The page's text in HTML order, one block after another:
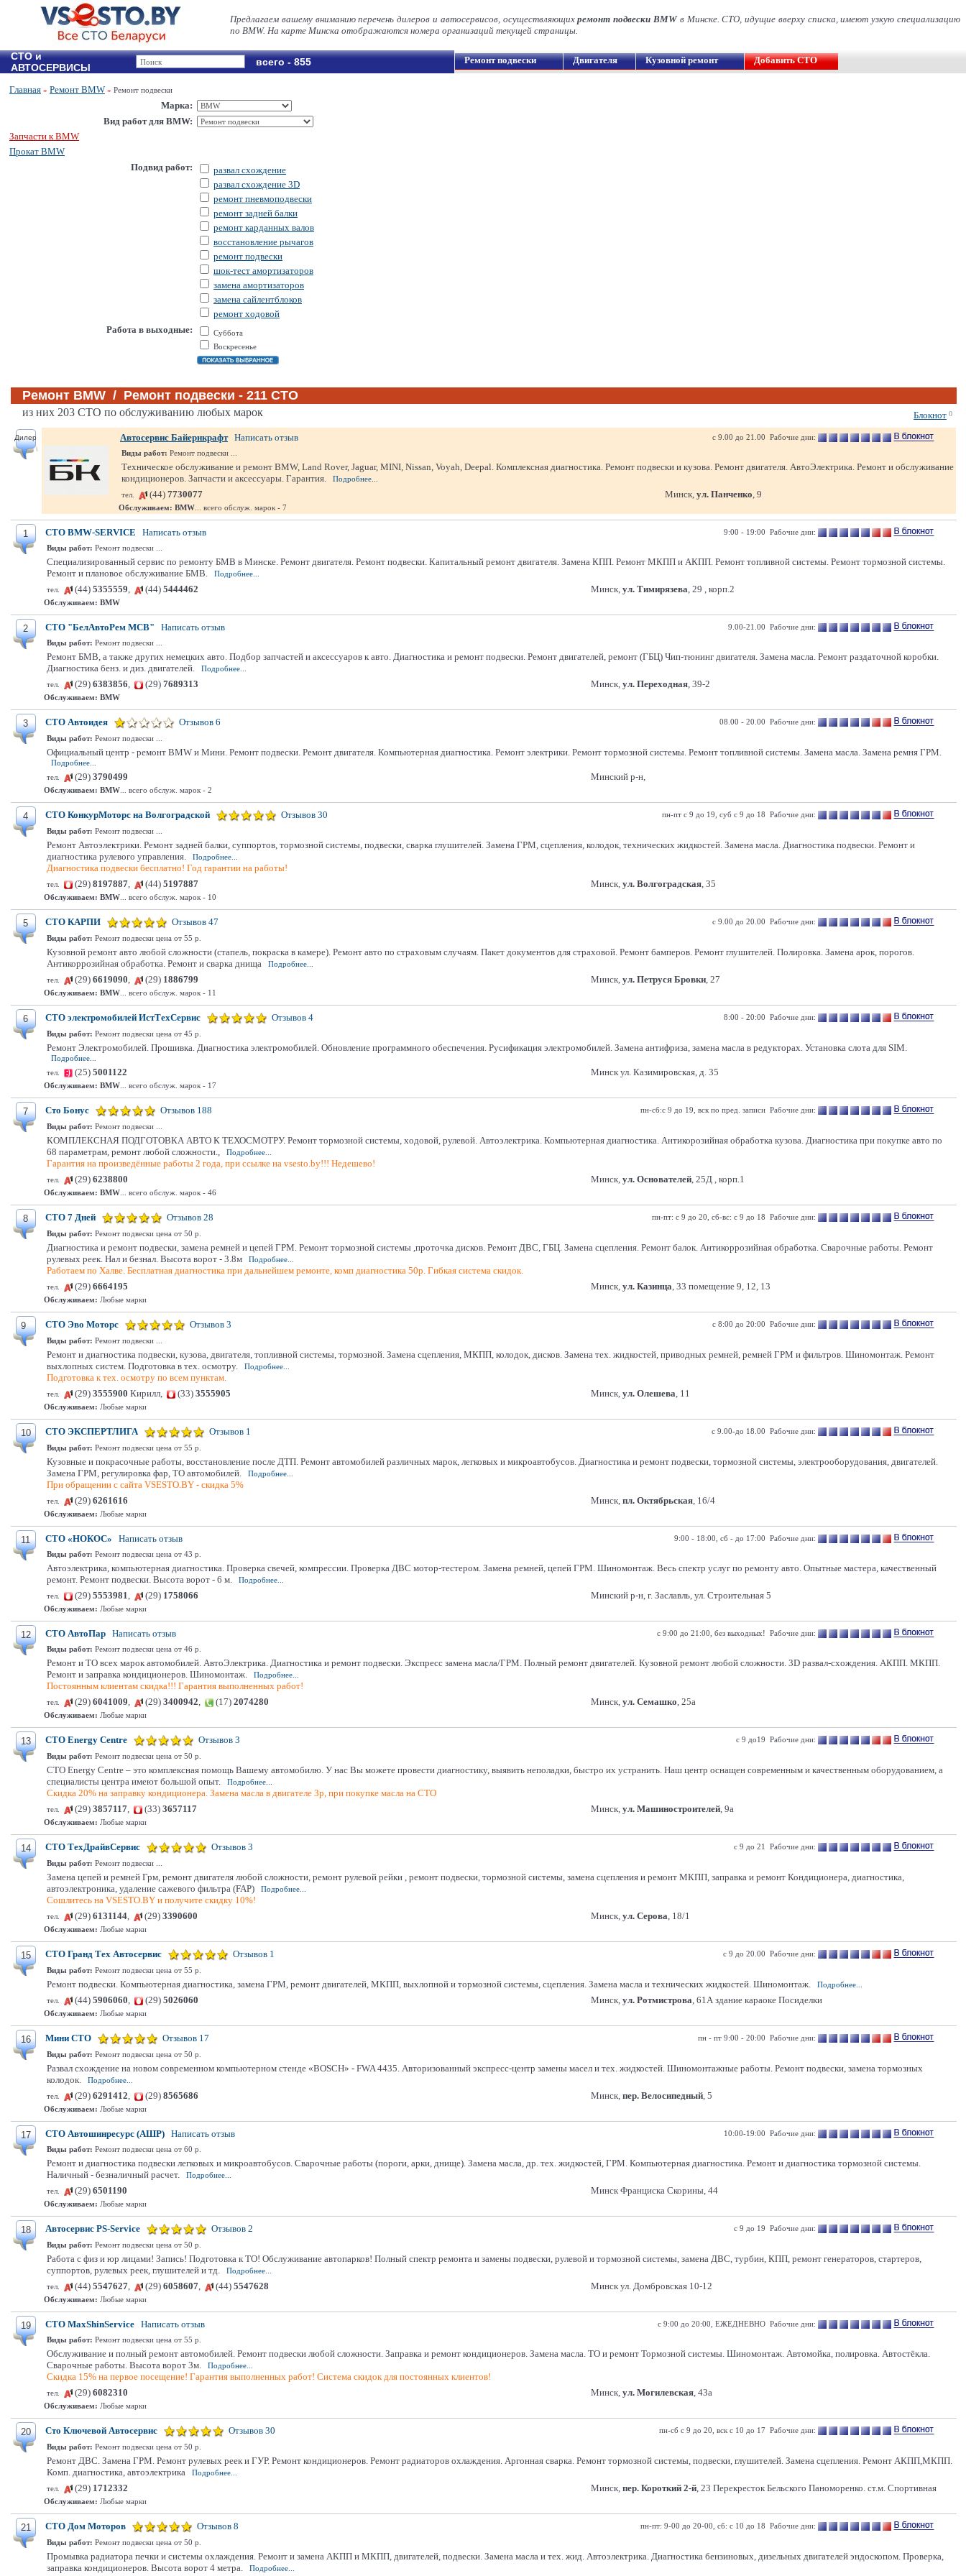
Предлагаем вашему вниманию перечень дилеров и автосервисов, осуществляющихремонт подвески BMWв Минске. СТО, идущие вверху списка, имеют узкую специализацию
по BMW. На карте Минска отображаются номера организаций текущей страницы.
СТО и
АВТОСЕРВИСЫ
всего - 855 Ремонт подвески Двигателя Кузовной ремонт Добавить СТО
Главная » Ремонт BMW » Ремонт подвески
Марка:
Вид работ для BMW:
Запчасти к BMW
Прокат BMW
Подвид работ:
развал схождение
развал схождение 3D
ремонт пневмоподвески
ремонт задней балки
ремонт карданных валов
восстановление рычагов
ремонт подвески
шок-тест амортизаторов
замена амортизаторов
замена сайлентблоков
ремонт ходовой
Работа в выходные:
Суббота
Воскресенье
Ремонт BMW / Ремонт подвески - 211 СТО
Блокнот 0
из них 203 СТО по обслуживанию любых марок
Дилер Автосервис Байернкрафт Написать отзыв
с 9.00 до 21.00 Рабочие дни:
Виды работ: Ремонт подвески ...
Техническое обслуживание и ремонт BMW, Land Rover, Jaguar, MINI, Nissan, Voyah, Deepal. Комплексная диагностика. Ремонт подвески и кузова. Ремонт двигателя. АвтоЭлектрика. Ремонт и обслуживание
кондиционеров. Запчасти и аксессуары. Гарантия.
Подробнее...
тел.
(44) 7730077 Минск, ул. Панченко, 9
Обслуживаем: BMW ... всего обслуж. марок - 7
1 СТО BMW-SERVICE Написать отзыв
9:00 - 19:00 Рабочие дни:
Виды работ: Ремонт подвески ...
Специализированный сервис по ремонту БМВ в Минске. Ремонт двигателя. Ремонт подвески. Капитальный ремонт двигателя. Замена КПП. Ремонт МКПП и АКПП. Ремонт топливной системы. Ремонт тормозной системы.
Ремонт и плановое обслуживание БМВ.
Подробнее...
тел.
(44) 5355559, (44) 5444462 Минск, ул. Тимирязева, 29 , корп.2
Обслуживаем: BMW
2 СТО "БелАвтоРем МСВ" Написать отзыв
9.00-21.00 Рабочие дни:
Виды работ: Ремонт подвески ...
Ремонт БМВ, а также других немецких авто. Подбор запчастей и аксессуаров к авто. Диагностика и ремонт подвески. Ремонт двигателей, ремонт (ГБЦ) Чип-тюнинг двигателя. Замена масла. Ремонт раздаточной коробки.
Диагностика бенз. и диз. двигателей.
Подробнее...
тел.
(29) 6383856, (29) 7689313 Минск, ул. Переходная, 39-2
Обслуживаем: BMW
3 СТО Автоидея Отзывов 6
08.00 - 20.00 Рабочие дни:
Виды работ: Ремонт подвески ...
Официальный центр - ремонт BMW и Мини. Ремонт подвески. Ремонт двигателя. Компьютерная диагностика. Ремонт электрики. Ремонт тормозной системы. Ремонт топливной системы. Замена масла. Замена ремня ГРМ.
Подробнее...
тел.
(29) 3790499 Минский р-н,
Обслуживаем: BMW ... всего обслуж. марок - 2
4 СТО КонкурМоторс на Волгоградской Отзывов 30
пн-пт с 9 до 19, суб с 9 до 18 Рабочие дни:
Виды работ: Ремонт подвески ...
Ремонт Автоэлектрики. Ремонт задней балки, суппортов, тормозной системы, подвески, сварка глушителей. Замена ГРМ, сцепления, колодок, технических жидкостей. Замена масла. Диагностика подвески. Ремонт и
диагностика рулевого управления.
Подробнее...
Диагностика подвески бесплатно! Год гарантии на работы!
тел. (29) 8197887, (44) 5197887 Минск, ул. Волгоградская, 35
Обслуживаем: BMW ... всего обслуж. марок - 10
5 СТО КАРПИ Отзывов 47
с 9.00 до 20.00 Рабочие дни:
Виды работ: Ремонт подвески цена от 55 р.
Кузовной ремонт авто любой сложности (стапель, покраска в камере). Ремонт авто по страховым случаям. Пакет документов для страховой. Ремонт бамперов. Ремонт глушителей. Полировка. Замена арок, порогов.
Антикоррозийная обработка. Ремонт и сварка днища
Подробнее...
тел.
(29) 6619090, (29) 1886799 Минск, ул. Петруся Бровки, 27
Обслуживаем: BMW ... всего обслуж. марок - 11
6 СТО электромобилей ИстТехСервис Отзывов 4
8:00 - 20:00 Рабочие дни:
Виды работ: Ремонт подвески цена от 45 р.
Ремонт Электромобилей. Прошивка. Диагностика электромобилей. Обновление программного обеспечения. Русификация электромобилей. Замена антифриза, замена масла в редукторах. Установка слота для SIM.
Подробнее...
тел.
(25) 5001122 Минск ул. Казимировская, д. 35
Обслуживаем: BMW ... всего обслуж. марок - 17
7 Сто Бонус Отзывов 188
пн-сб:с 9 до 19, вск по пред. записи Рабочие дни:
Виды работ: Ремонт подвески ...
КОМПЛЕКСНАЯ ПОДГОТОВКА АВТО К ТЕХОСМОТРУ. Ремонт тормозной системы, ходовой, рулевой. Автоэлектрика. Компьютерная диагностика. Антикорозийная обработка кузова. Диагностика при покупке авто по
68 параметрам, ремонт любой сложности.,
Подробнее...
Гарантия на произведённые работы 2 года, при ссылке на vsesto.by!!! Недешево!
тел. (29) 6238800 Минск, ул. Основателей, 25Д , корп.1
Обслуживаем: BMW ... всего обслуж. марок - 46
8 СТО 7 Дней Отзывов 28
пн-пт: с 9 до 20, сб-вс: с 9 до 18 Рабочие дни:
Виды работ: Ремонт подвески цена от 50 р.
Диагностика и ремонт подвески, замена ремней и цепей ГРМ. Ремонт тормозной системы ,проточка дисков. Ремонт ДВС, ГБЦ. Замена сцепления. Ремонт балок. Антикоррозийная обработка. Сварочные работы. Ремонт
рулевых реек. Нал и безнал. Высота ворот - 3.8м
Подробнее...
Работаем по Халве. Бесплатная диагностика при дальнейшем ремонте, комп диагностика 50р. Гибкая система скидок.
тел. (29) 6664195 Минск, ул. Казинца, 33 помещение 9, 12, 13
Обслуживаем: Любые марки
9 СТО Эво Моторс Отзывов 3
с 8:00 до 20:00 Рабочие дни:
Виды работ: Ремонт подвески ...
Ремонт и диагностика подвески, кузова, двигателя, топливной системы, тормозной. Замена сцепления, МКПП, колодок, дисков. Замена тех. жидкостей, приводных ремней, ремней ГРМ и фильтров. Шиномонтаж. Ремонт
выхлопных систем. Подготовка в тех. осмотру.
Подробнее...
Подготовка к тех. осмотру по всем пунктам.
тел. (29) 3555900 Кирилл, (33) 3555905 Минск, ул. Олешева, 11
Обслуживаем: Любые марки
10 СТО ЭКСПЕРТЛИГА Отзывов 1
с 9.00-до 18.00 Рабочие дни:
Виды работ: Ремонт подвески цена от 55 р.
Кузовные и покрасочные работы, восстановление после ДТП. Ремонт автомобилей различных марок, легковых и микроавтобусов. Диагностика и ремонт подвески, тормозной системы, электрооборудования, двигателей.
Замена ГРМ, регулировка фар, ТО автомобилей.
Подробнее...
При обращении с сайта VSESTO.BY - скидка 5%
тел. (29) 6261616 Минск, пл. Октябрьская, 16/4
Обслуживаем: Любые марки
11 СТО «НОКОС» Написать отзыв
9:00 - 18:00, сб - до 17:00 Рабочие дни:
Виды работ: Ремонт подвески цена от 43 р.
Автоэлектрика, компьютерная диагностика. Проверка свечей, компрессии. Проверка ДВС мотор-тестером. Замена ремней, цепей ГРМ. Шиномонтаж. Весь спектр услуг по ремонту авто. Опытные мастера, качественный
ремонт. Ремонт подвески. Высота ворот - 6 м.
Подробнее...
тел.
(29) 5553981, (29) 1758066 Минский р-н, г. Заславль, ул. Строительная 5
Обслуживаем: Любые марки
12 СТО АвтоПар Написать отзыв
с 9:00 до 21:00, без выходных! Рабочие дни:
Виды работ: Ремонт подвески цена от 46 р.
Ремонт и ТО всех марок автомобилей. АвтоЭлектрика. Диагностика и ремонт подвески. Экспресс замена масла/ГРМ. Полный ремонт двигателей. Кузовной ремонт любой сложности. 3D развал-схождения. АКПП. МКПП.
Ремонт и заправка кондиционеров. Шиномонтаж.
Подробнее...
Постоянным клиентам скидка!!! Гарантия выполненных работ!
тел. (29) 6041009, (29) 3400942, (17) 2074280 Минск, ул. Семашко, 25а
Обслуживаем: Любые марки
13 СТО Energy Centre Отзывов 3
с 9 до19 Рабочие дни:
Виды работ: Ремонт подвески цена от 50 р.
СТО Energy Centre – это комплексная помощь Вашему автомобилю. У нас Вы можете провести диагностику, выявить неполадки, быстро их устранить. Наш центр оснащен современным и качественным оборудованием, а
специалисты центра имеют большой опыт.
Подробнее...
Скидка 20% на заправку кондиционера. Замена масла в двигателе 3р, при покупке масла на СТО
тел. (29) 3857117, (33) 3657117 Минск, ул. Машиностроителей, 9а
Обслуживаем: Любые марки
14 СТО ТехДрайвСервис Отзывов 3
с 9 до 21 Рабочие дни:
Виды работ: Ремонт подвески ...
Замена цепей и ремней Грм, ремонт двигателя любой сложности, ремонт рулевой рейки , ремонт подвески, тормозной системы, замена сцепления и ремонт МКПП, заправка и ремонт Кондиционера, диагностика,
автоэлектроника, удаление сажевого фильтра (FAP)
Подробнее...
Сошлитесь на VSESTO.BY и получите скидку 10%!
тел. (29) 6131144, (29) 3390600 Минск, ул. Серова, 18/1
Обслуживаем: Любые марки
15 СТО Гранд Тех Автосервис Отзывов 1
с 9 до 20.00 Рабочие дни:
Виды работ: Ремонт подвески цена от 55 р.
Ремонт подвески. Компьютерная диагностика, замена ГРМ, ремонт двигателей, МКПП, выхлопной и тормозной системы, сцепления. Замена масла и технических жидкостей. Шиномонтаж.
Подробнее...
тел.
(44) 5906060, (29) 5026060 Минск, ул. Ротмистрова, 61А здание караоке Посиделки
Обслуживаем: Любые марки
16 Мини СТО Отзывов 17
пн - пт 9:00 - 20:00 Рабочие дни:
Виды работ: Ремонт подвески цена от 50 р.
Развал схождение на новом современном компьютерном стенде «BOSCH» - FWA 4435. Авторизованный экспресс-центр замены масел и тех. жидкостей. Шиномонтажные работы. Ремонт подвески, замена тормозных
колодок.
Подробнее...
тел.
(29) 6291412, (29) 8565686 Минск, пер. Велосипедный, 5
Обслуживаем: Любые марки
17 СТО Автошинресурс (АШР) Написать отзыв
10:00-19:00 Рабочие дни:
Виды работ: Ремонт подвески цена от 60 р.
Ремонт и диагностика подвески легковых и микроавтобусов. Сварочные работы (пороги, арки, днище). Замена масла, др. тех. жидкостей, ГРМ. Компьютерная диагностика. Ремонт и диагностика тормозной системы.
Наличный - безналичный расчет.
Подробнее...
тел.
(29) 6501190 Минск Франциска Скорины, 44
Обслуживаем: Любые марки
18 Автосервис PS-Service Отзывов 2
с 9 до 19 Рабочие дни:
Виды работ: Ремонт подвески цена от 50 р.
Работа с физ и юр лицами! Запись! Подготовка к ТО! Обслуживание автопарков! Полный спектр ремонта и замены подвески, рулевой и тормозной системы, замена ДВС, турбин, КПП, ремонт генераторов, стартеров,
суппортов, рулевых реек, глушителей и тд.
Подробнее...
тел.
(44) 5547627, (29) 6058607, (44) 5547628 Минск ул. Домбровская 10-12
Обслуживаем: Любые марки
19 СТО MaxShinService Написать отзыв
с 9:00 до 20:00, ЕЖЕДНЕВНО Рабочие дни:
Виды работ: Ремонт подвески цена от 55 р.
Обслуживание и полный ремонт автомобилей. Ремонт подвески любой сложности. Заправка и ремонт кондиционеров. Замена масла. ТО и ремонт Тормозной системы. Шиномонтаж. Автомойка, полировка. Автостёкла.
Сварочные работы. Высота ворот 3м.
Подробнее...
Скидка 15% на первое посещение! Гарантия выполненных работ! Система скидок для постоянных клиентов!
тел. (29) 6082310 Минск, ул. Могилевская, 43а
Обслуживаем: Любые марки
20 Сто Ключевой Автосервис Отзывов 30
пн-сб с 9 до 20, вск с 10 до 17 Рабочие дни:
Виды работ: Ремонт подвески цена от 50 р.
Ремонт ДВС. Замена ГРМ. Ремонт рулевых реек и ГУР. Ремонт кондиционеров. Ремонт радиаторов охлаждения. Аргонная сварка. Ремонт тормозной системы, подвески, глушителей. Замена сцепления. Ремонт АКПП,МКПП.
Комп. диагностика, автоэлектрика
Подробнее...
тел.
(29) 1712332 Минск, пер. Короткий 2-й, 23 Перекресток Бельского Паноморенко. ст.м. Спортивная
Обслуживаем: Любые марки
21 СТО Дом Моторов Отзывов 8
пн-пт: 9-00 до 20-00, сб: с 10 до 18 Рабочие дни:
Виды работ: Ремонт подвески цена от 50 р.
Промывка радиатора печки и системы охлаждения. Ремонт и замена АКПП и МКПП, двигателей, подвески. Замена масла и тех. жид. Автоэлектрика. Диагностика бензиновых, дизельных двигателей эндоскопом. Проверка,
заправка кондиционеров. Высота ворот 4 метра.
Подробнее...